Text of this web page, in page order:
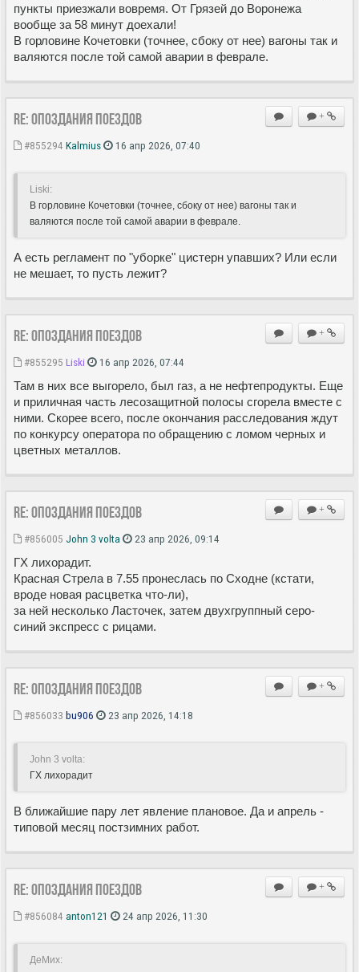
пункты приезжали вовремя. От Грязей до Воронежа
вообще за 58 минут доехали!
В горловине Кочетовки (точнее, сбоку от нее) вагоны так и
валяются после той самой аварии в феврале.
+
Re: Опоздания поездов
#855294 Kalmius 16 апр 2026, 07:40
Liski:
В горловине Кочетовки (точнее, сбоку от нее) вагоны так и
валяются после той самой аварии в феврале.
А есть регламент по "уборке" цистерн упавших? Или если
не мешает, то пусть лежит?
+
Re: Опоздания поездов
#855295 Liski 16 апр 2026, 07:44
Там в них все выгорело, был газ, а не нефтепродукты. Еще
и приличная часть лесозащитной полосы сгорела вместе с
ними. Скорее всего, после окончания расследования ждут
по конкурсу оператора по обращению с ломом черных и
цветных металлов.
+
Re: Опоздания поездов
#856005 John 3 volta 23 апр 2026, 09:14
ГХ лихорадит.
Красная Стрела в 7.55 пронеслась по Сходне (кстати,
вроде новая расцветка что-ли),
за ней несколько Ласточек, затем двухгруппный серо-
синий экспресс с рицами.
+
Re: Опоздания поездов
#856033 bu906 23 апр 2026, 14:18
John 3 volta:
ГХ лихорадит
В ближайшие пару лет явление плановое. Да и апрель -
типовой месяц постзимних работ.
+
Re: Опоздания поездов
#856084 anton121 24 апр 2026, 11:30
ДеМих: